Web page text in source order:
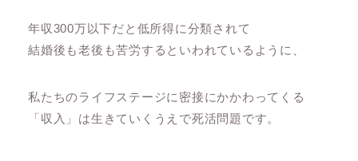
年収300万以下だと低所得に分類されて
結婚後も老後も苦労するといわれているように、
私たちのライフステージに密接にかかわってくる
「収入」は生きていくうえで死活問題です。